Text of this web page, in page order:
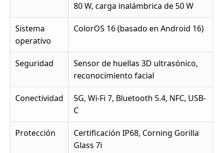
80 W, carga inalámbrica de 50 W
Sistema
operativo
ColorOS 16 (basado en Android 16)
Seguridad
Sensor de huellas 3D ultrasónico,
reconocimiento facial
Conectividad
5G, Wi-Fi 7, Bluetooth 5.4, NFC, USB-
C
Protección
Certificación IP68, Corning Gorilla
Glass 7i